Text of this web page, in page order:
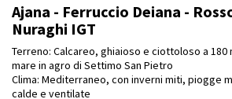
Ajana - Ferruccio Deiana -
Nuraghi IGT
Terreno: Calcareo, ghiaioso e ciottoloso a
mare in agro di Settimo San Pietro
Clima: Mediterraneo, con inverni miti, piogge
calde e ventilate